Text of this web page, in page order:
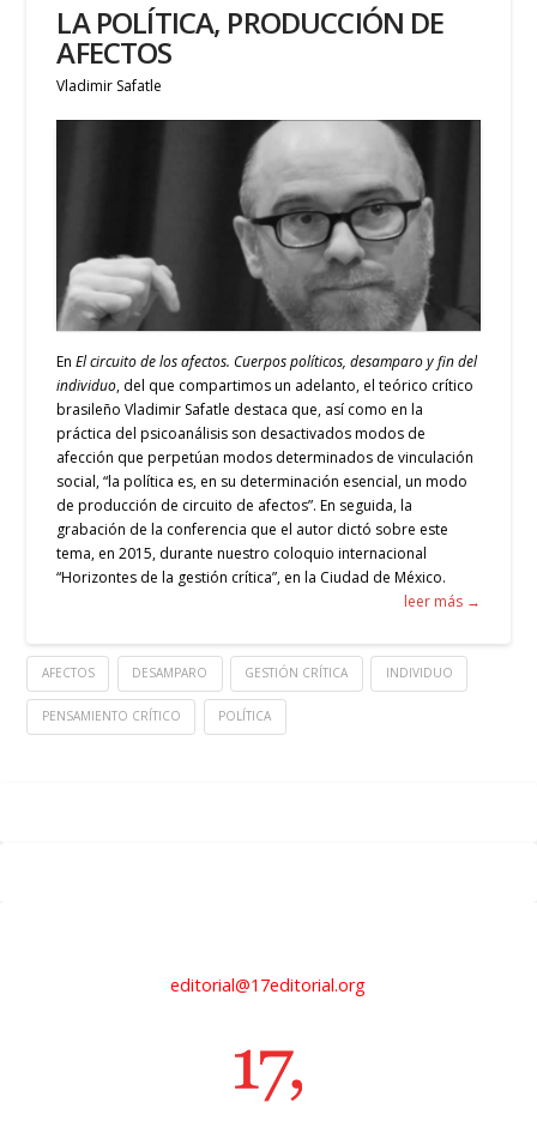
LA POLÍTICA, PRODUCCIÓN DE
AFECTOS
Vladimir Safatle
EnEl circuito de los afectos. Cuerpos políticos, desamparo y fin del
individuo, del que compartimos un adelanto, el teórico crítico
brasileño Vladimir Safatle destaca que, así como en la
práctica del psicoanálisis son desactivados modos de
afección que perpetúan modos determinados de vinculación
social, “la política es, en su determinación esencial, un modo
de producción de circuito de afectos”. En seguida, la
grabación de la conferencia que el autor dictó sobre este
tema, en 2015, durante nuestro coloquio internacional
“Horizontes de la gestión crítica”, en la Ciudad de México.
leer más →
AFECTOS DESAMPARO GESTIÓN CRÍTICA INDIVIDUO
PENSAMIENTO CRÍTICO POLÍTICA
editorial@17editorial.org